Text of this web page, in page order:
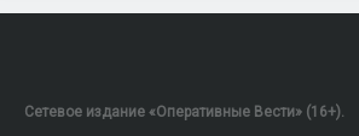
Сетевое издание «Оперативные Вести» (16+).